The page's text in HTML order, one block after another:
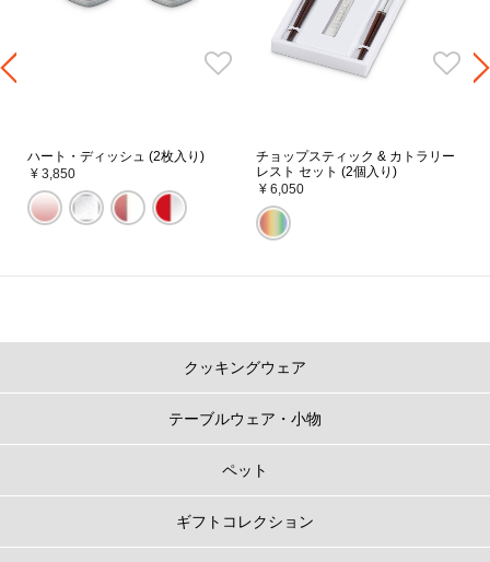
ハート・ディッシュ (2枚入り)
¥ 3,850
チョップスティック & カトラリー
レスト セット (2個入り)
¥ 6,050
クッキングウェア
テーブルウェア・小物
ペット
ギフトコレクション